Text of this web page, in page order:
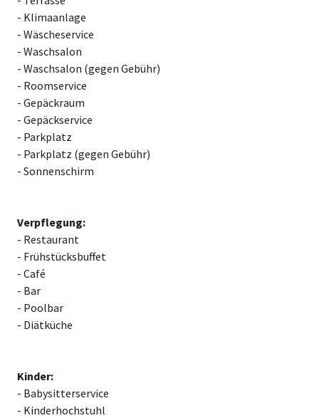
- Klimaanlage
- Wäscheservice
- Waschsalon
- Waschsalon (gegen Gebühr)
- Roomservice
- Gepäckraum
- Gepäckservice
- Parkplatz
- Parkplatz (gegen Gebühr)
- Sonnenschirm
Verpflegung:
- Restaurant
- Frühstücksbuffet
- Café
- Bar
- Poolbar
- Diätküche
Kinder:
- Babysitterservice
- Kinderhochstuhl